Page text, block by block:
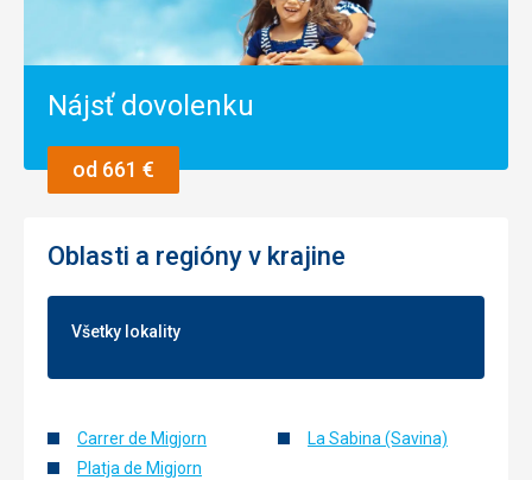
Nájsť dovolenku
od 661 €
Oblasti a regióny v krajine
Všetky lokality
Carrer de Migjorn
Platja de Migjorn
La Sabina (Savina)